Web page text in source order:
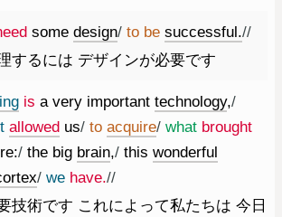
some design/ to be successful.//
するには デザインが必要です
is a very important technology,/
allowed us/ to acquire/ what brought
:/ the big brain,/ this wonderful
/ we have.//
技術です これによって私たちは 今日